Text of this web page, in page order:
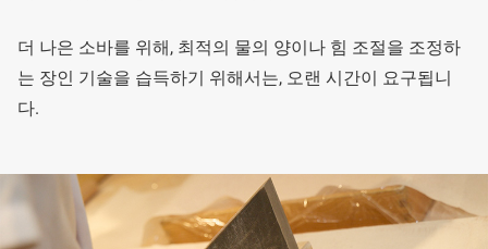
더 나은 소바를 위해, 최적의 물의 양이나 힘 조절을 조정하
는 장인 기술을 습득하기 위해서는, 오랜 시간이 요구됩니
다.